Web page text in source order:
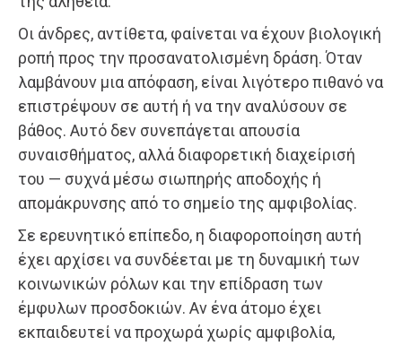
Οι άνδρες, αντίθετα, φαίνεται να έχουν βιολογική
ροπή προς την προσανατολισμένη δράση. Όταν
λαμβάνουν μια απόφαση, είναι λιγότερο πιθανό να
επιστρέψουν σε αυτή ή να την αναλύσουν σε
βάθος. Αυτό δεν συνεπάγεται απουσία
συναισθήματος, αλλά διαφορετική διαχείρισή
του — συχνά μέσω σιωπηρής αποδοχής ή
απομάκρυνσης από το σημείο της αμφιβολίας.
Σε ερευνητικό επίπεδο, η διαφοροποίηση αυτή
έχει αρχίσει να συνδέεται με τη δυναμική των
κοινωνικών ρόλων και την επίδραση των
έμφυλων προσδοκιών. Αν ένα άτομο έχει
εκπαιδευτεί να προχωρά χωρίς αμφιβολία,